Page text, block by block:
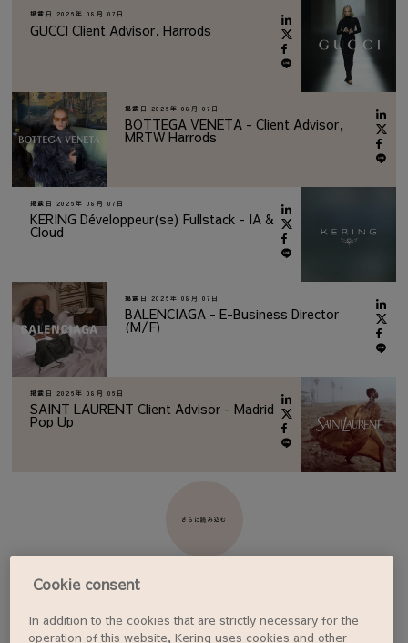
掲載日 2026年 08月 07日
GUCCI Client Advisor, Harrods
掲載日 2026年 08月 07日
BOTTEGA VENETA - Client Advisor,
MRTW Harrods
掲載日 2026年 08月 07日
KERING Développeur(se) Fullstack - IA &
Cloud
掲載日 2026年 08月 07日
BALENCIAGA - E-Business Director
(M/F)
掲載日 2026年 08月 06日
SAINT LAURENT Client Advisor - Madrid
Pop Up
さらに読み込む
ジョブアラートを設定する
Cookie consent
In addition to the cookies that are strictly necessary for the
operation of this website, Kering uses cookies and other